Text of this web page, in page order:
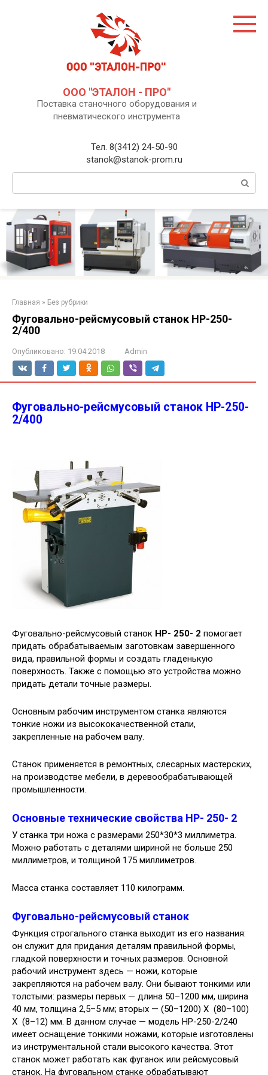
ООО "ЭТАЛОН - ПРО"
Поставка станочного оборудования и
пневматического инструмента
Тел. 8(3412) 24-50-90
stanok@stanok-prom.ru
Главная » Без рубрики
Фуговально-рейсмусовый станок HP-250-
2/400
Опубликовано: 19.04.2018 Admin
Фуговально-рейсмусовый станок HP-250-
2/400
Фуговально-рейсмусовый станок HP- 250- 2 помогает
придать обрабатываемым заготовкам завершенного
вида, правильной формы и создать гладенькую
поверхность. Также с помощью это устройства можно
придать детали точные размеры.
Основным рабочим инструментом станка являются
тонкие ножи из высококачественной стали,
закрепленные на рабочем валу.
Станок применяется в ремонтных, слесарных мастерских,
на производстве мебели, в деревообрабатывающей
промышленности.
Основные технические свойства HP- 250- 2
У станка три ножа с размерами 250*30*3 миллиметра.
Можно работать с деталями шириной не больше 250
миллиметров, и толщиной 175 миллиметров.
Масса станка составляет 110 килограмм.
Фуговально-рейсмусовый станок
Функция строгального станка выходит из его названия:
он служит для придания деталям правильной формы,
гладкой поверхности и точных размеров. Основной
рабочий инструмент здесь — ножи, которые
закрепляются на рабочем валу. Они бывают тонкими или
толстыми: размеры первых — длина 50–1200 мм, ширина
40 мм, толщина 2,5–5 мм; вторых — (50–1200) Х (80–100)
Х (8–12) мм. В данном случае — модель НР-250-2/240
имеет оснащение тонкими ножами, которые изготовлены
из инструментальной стали высокого качества. Этот
станок может работать как фуганок или рейсмусовый
станок. На фуговальном станке обрабатывают